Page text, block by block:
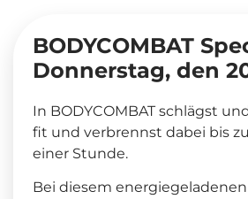
BODYCOMBAT
Donnerstag, den
In BODYCOMBAT schlägst
fit und verbrennst dabei bis
einer Stunde.
Bei diesem